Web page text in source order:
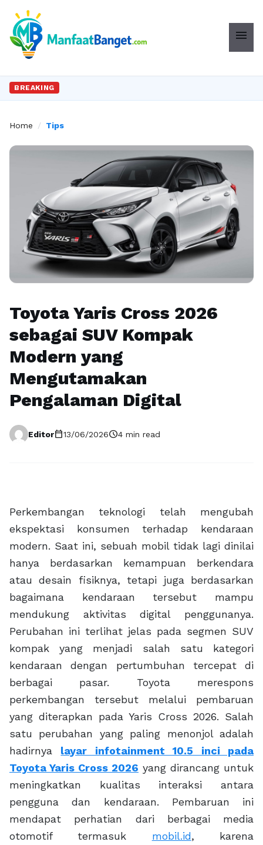
menu
BREAKING
Home / Tips
Toyota Yaris Cross 2026
sebagai SUV Kompak
Modern yang
Mengutamakan
Pengalaman Digital
Editorcalendar_today13/06/2026schedule4 min read
Perkembangan teknologi telah mengubah
ekspektasi konsumen terhadap kendaraan
modern. Saat ini, sebuah mobil tidak lagi dinilai
hanya berdasarkan kemampuan berkendara
atau desain fisiknya, tetapi juga berdasarkan
bagaimana kendaraan tersebut mampu
mendukung aktivitas digital penggunanya.
Perubahan ini terlihat jelas pada segmen SUV
kompak yang menjadi salah satu kategori
kendaraan dengan pertumbuhan tercepat di
berbagai pasar. Toyota merespons
perkembangan tersebut melalui pembaruan
yang diterapkan pada Yaris Cross 2026. Salah
satu perubahan yang paling menonjol adalah
hadirnya layar infotainment 10.5 inci pada
Toyota Yaris Cross 2026 yang dirancang untuk
meningkatkan kualitas interaksi antara
pengguna dan kendaraan. Pembaruan ini
mendapat perhatian dari berbagai media
otomotif termasuk mobil.id, karena